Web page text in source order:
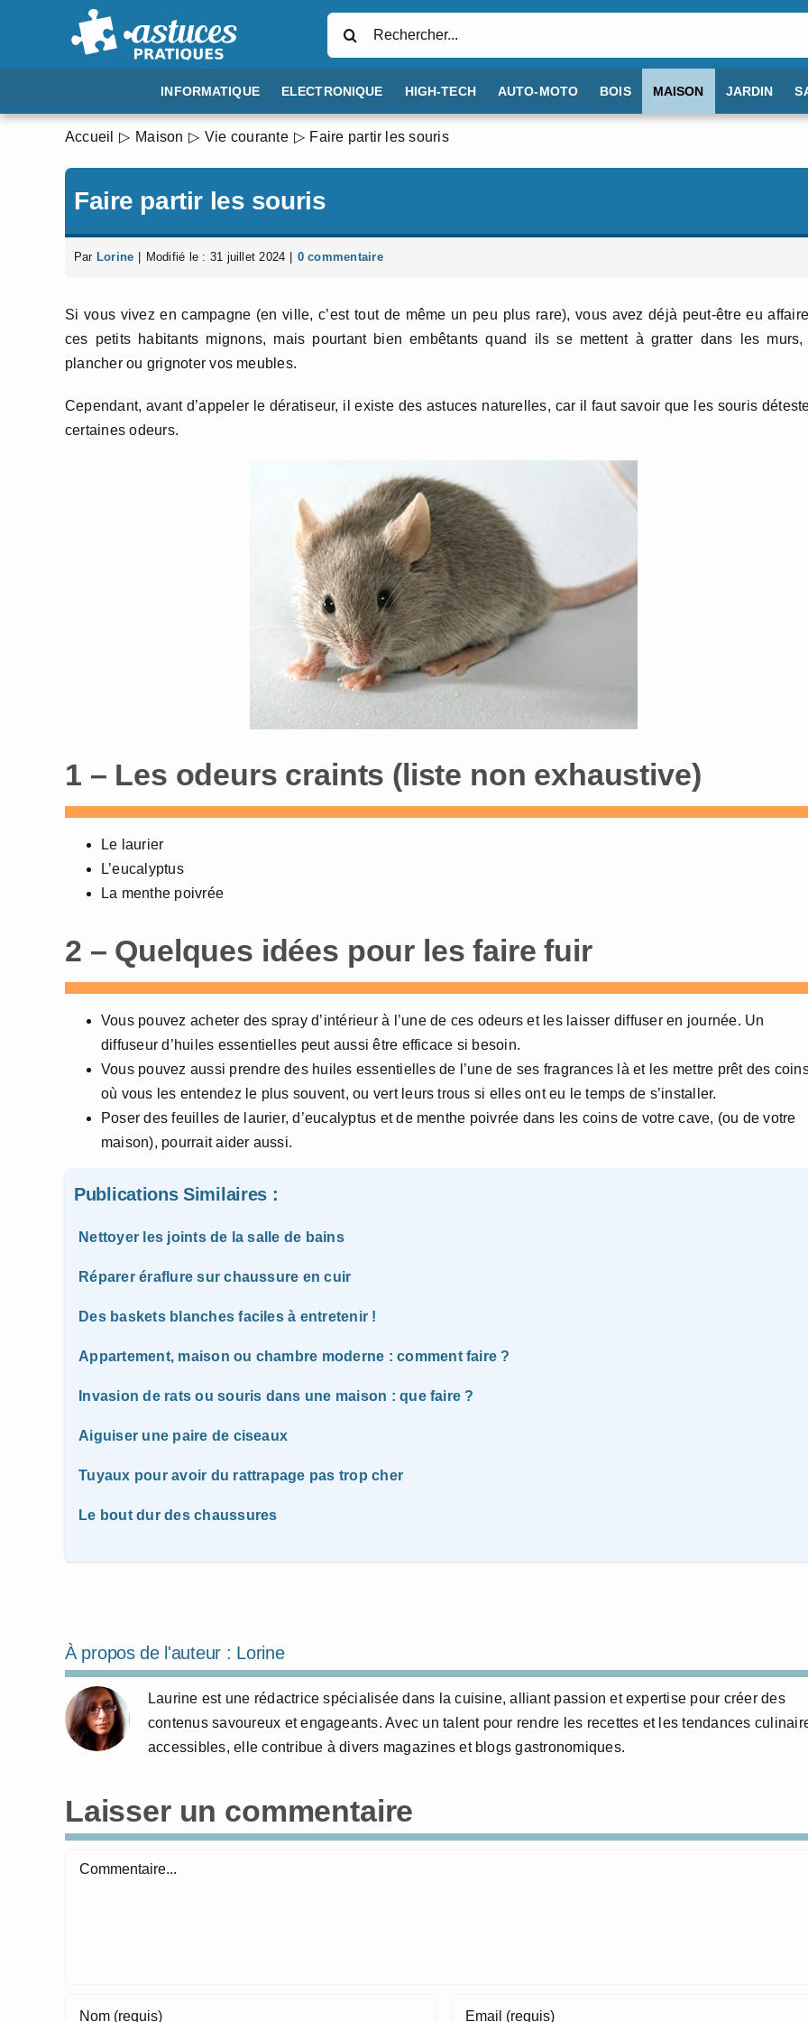
INFORMATIQUE ELECTRONIQUE HIGH-TECH AUTO-MOTO BOIS MAISON JARDIN
Accueil Maison Vie courante Faire partir les souris
Faire partir les souris
Par Lorine Modifié le : 31 juillet 2024 0 commentaire
Si vous vivez en campagne (en ville, c’est tout de même un peu plus rare), vous avez déjà peut-être eu
ces petits habitants mignons, mais pourtant bien embêtants quand ils se mettent à gratter dans les
plancher ou grignoter vos meubles.
Cependant, avant d’appeler le dératiseur, il existe des astuces naturelles, car il faut savoir que les souris
certaines odeurs.
1 – Les odeurs craints (liste non exhaustive)
Le laurier
L’eucalyptus
La menthe poivrée
2 – Quelques idées pour les faire fuir
Vous pouvez acheter des spray d’intérieur à l’une de ces odeurs et les laisser diffuser en journée. Un
diffuseur d’huiles essentielles peut aussi être efficace si besoin.
Vous pouvez aussi prendre des huiles essentielles de l’une de ses fragrances là et les mettre prêt des
où vous les entendez le plus souvent, ou vert leurs trous si elles ont eu le temps de s’installer.
Poser des feuilles de laurier, d’eucalyptus et de menthe poivrée dans les coins de votre cave, (ou de votre
maison), pourrait aider aussi.
Publications Similaires :
Nettoyer les joints de la salle de bains
Réparer éraflure sur chaussure en cuir
Des baskets blanches faciles à entretenir !
Appartement, maison ou chambre moderne : comment faire ?
Invasion de rats ou souris dans une maison : que faire ?
Aiguiser une paire de ciseaux
Tuyaux pour avoir du rattrapage pas trop cher
Le bout dur des chaussures
À propos de l'auteur : Lorine
Laurine est une rédactrice spécialisée dans la cuisine, alliant passion et expertise pour créer des
contenus savoureux et engageants. Avec un talent pour rendre les recettes et les tendances
accessibles, elle contribue à divers magazines et blogs gastronomiques.
Laisser un commentaire
Commentaire